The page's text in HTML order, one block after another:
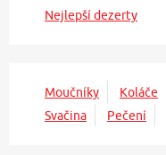
Nejlepší dezerty
Moučníky Koláče
Svačina
Pečení